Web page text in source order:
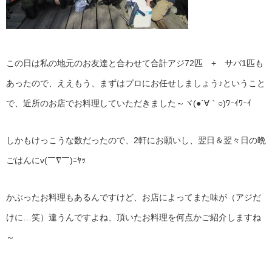
この日は私の地元のお友達と合わせて合計アジ72匹 + サバ1匹も
あったので、ええもう、まずはプロにお任せしましょう♪ということ
で、近所のお店でお料理していただきました～ヾ(●´∀｀○)ﾜｰｲﾜｰｲ
しかもけっこうな数だったので、2軒にお願いし、翌日＆翌々日の晩
ごはんにv(￣∇￣)ﾆﾔｯ
かぶったお料理もあるんですけど、お店によってまた味が（アジだ
けに…笑）違うんですよね、頂いたお料理を何点かご紹介しますね
～